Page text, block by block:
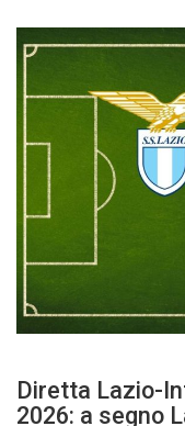
Diretta Lazio-
2026: a segno